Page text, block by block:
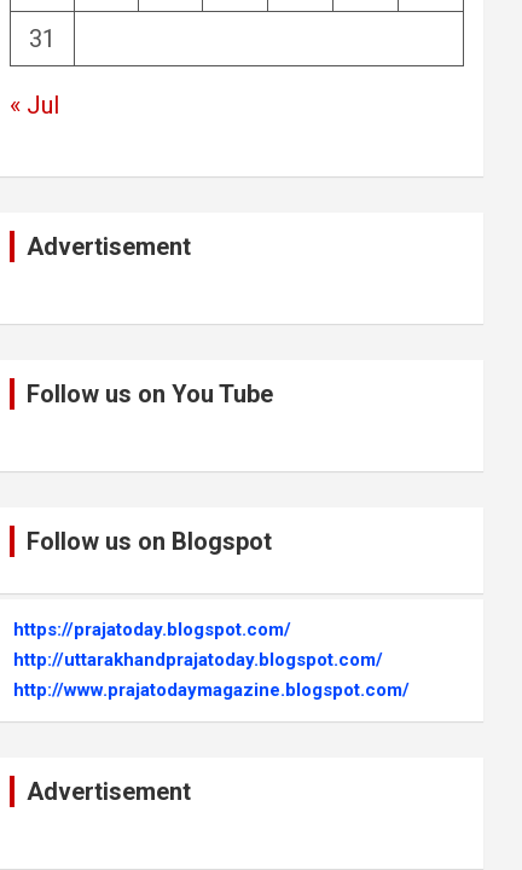
31
« Jul
Advertisement
Follow us on You Tube
Follow us on Blogspot
https://prajatoday.blogspot.com/
http://uttarakhandprajatoday.blogspot.com/
http://www.prajatodaymagazine.blogspot.com/
Advertisement